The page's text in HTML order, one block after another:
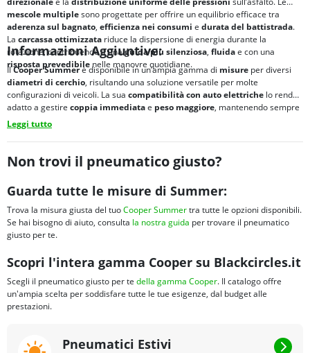
mescole multiplesono progettate per offrire un equilibrio efficace tra
aderenza sul bagnato, efficienza nei consumi e durata del battistrada.
La carcassa ottimizzata riduce la dispersione di energia durante la
rotazione, contribuendo a unaguida più silenziosa, fluidae con una
risposta prevedibilenelle manovre quotidiane.
Informazioni Aggiuntive:
IlCooper Summerè disponibile in un’ampia gamma di misure per diversi
diametri di cerchio, risultando una soluzione versatile per molte
configurazioni di veicoli. La sua compatibilità con auto elettriche lo rende
adatto a gestire coppia immediatae peso maggiore, mantenendo sempre
comfort,controllo
Leggi tutto
Non trovi il pneumatico giusto?
Guarda tutte le misure di Summer:
Trova la misura giusta del tuoCooper Summertra tutte le opzioni disponibili.
Se hai bisogno di aiuto, consulta la nostra guida per trovare il pneumatico
giusto per te.
Scopri l'intera gamma Cooper su Blackcircles.it
Scegli il pneumatico giusto per te della gamma Cooper. Il catalogo offre
un'ampia scelta per soddisfare tutte le tue esigenze, dal budget alle
prestazioni.
Pneumatici Estivi